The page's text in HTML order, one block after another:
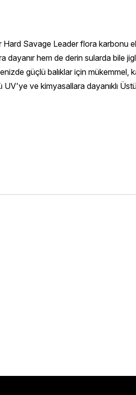
Savage Leader flora karbonu
dayanır hem de derin sularda bile
güçlü balıklar için mükemmel,
ve kimyasallara dayanıklı